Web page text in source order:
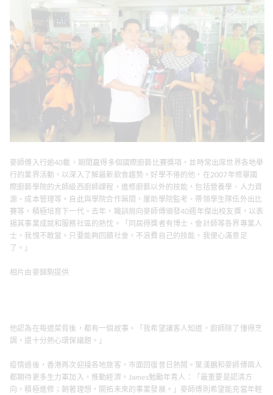
麥師傅入行逾40載，期間贏得多個國際廚藝比賽獎項，並時常出席世界各地舉
行的業界活動，以深入了解最新飲食趨勢。好學不倦的他，在2007年修畢國
際廚藝學院的大師級西廚師課程，進修廚藝以外的技能，包括營養學、人力資
源、成本管理等。自此與學院合作無間，屢助學院監考、帶領學生隊伍外出比
賽等，積極培育下一代。去年，職訓局向麥師傅頒發40週年傑出校友獎，以表
揚其事業成就和服務社區的熱忱。「同屆得獎者有博士、會計師等各界專業人
士，我愧不敢當。只要能夠回饋社會，不浪費自己的技能，我便心滿意足
了。」
相片由麥錦駒提供
他認為在每道菜背後，都有一個故事。「我希望讓客人知道，廚師除了懂得烹
調，還十分熱心環保議題。」
疫情過後，香港再次迎接各地旅客，市面回復昔日熱鬧。葉漢鵬和麥師傅兩人
都期待更多生力軍加入，推動經濟。James勉勵年青人：「最重要是認清方
向，積極進修；朝著理想，開拓未來的事業發展。」麥師傅則希望能充當年輕